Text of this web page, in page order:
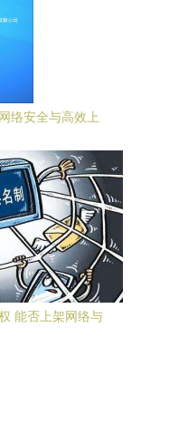
络安全与高效上
能否上架网络与